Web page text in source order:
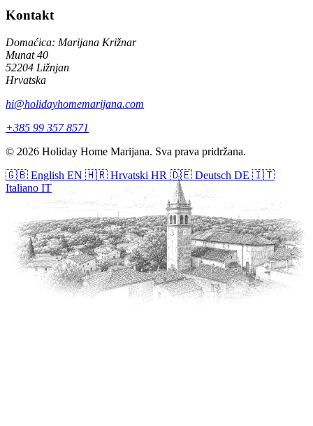
Kontakt
Domaćica: Marijana Križnar
Munat 40
52204 Ližnjan
Hrvatska
hi@holidayhomemarijana.com
+385 99 357 8571
© 2026 Holiday Home Marijana. Sva prava pridržana.
🇬🇧 English EN 🇭🇷 Hrvatski HR 🇩🇪 Deutsch DE 🇮🇹
Italiano IT